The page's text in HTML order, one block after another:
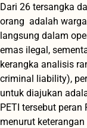
Dari 26 tersangka
orang adalah
langsung dalam
emas ilegal,
kerangka analisis
criminal liability),
untuk diajukan
PETI tersebut
menurut